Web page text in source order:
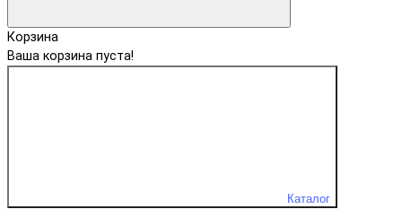
Корзина
Ваша корзина пуста!
Каталог